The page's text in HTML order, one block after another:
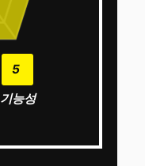
5
기능성